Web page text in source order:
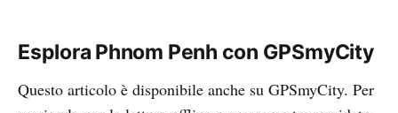
Esplora Phnom Penh con GPSmyCity
Questo articolo è disponibile anche su GPSmyCity. Per